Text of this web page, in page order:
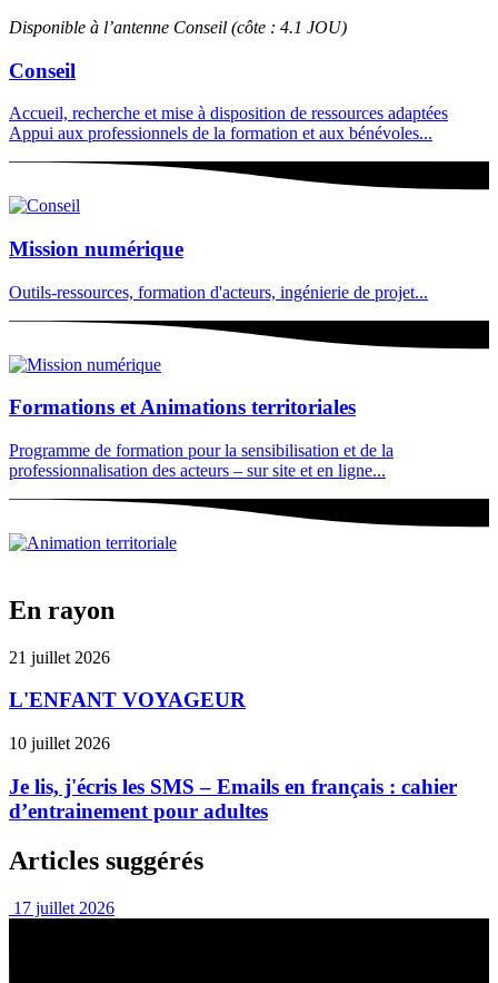
Disponible à l’antenne Conseil (côte : 4.1 JOU)
Conseil
Accueil, recherche et mise à disposition de ressources adaptées
Appui aux professionnels de la formation et aux bénévoles...
Mission numérique
Outils-ressources, formation d'acteurs, ingénierie de projet...
Formations et Animations territoriales
Programme de formation pour la sensibilisation et de la
professionnalisation des acteurs – sur site et en ligne...
En rayon
21 juillet 2026
L'ENFANT VOYAGEUR
10 juillet 2026
Je lis, j'écris les SMS – Emails en français : cahier
d’entrainement pour adultes
Articles suggérés
17 juillet 2026